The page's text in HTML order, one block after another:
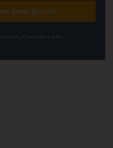
devis gratuits
Gratuit Devis sous 48h